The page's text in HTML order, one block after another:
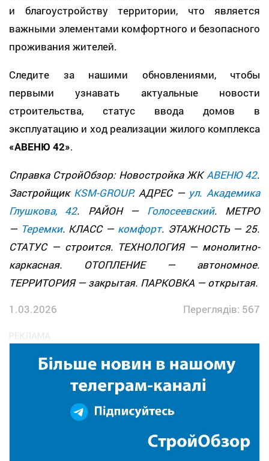
и благоустройству территории, что является
важными элементами комфортного и безопасного
проживания жителей.
Следите за нашими обновлениями, чтобы
первыми узнавать актуальные новости
строительства, статус ввода домов в
эксплуатацию и ход реализации жилого комплекса
«АВЕНЮ 42».
Справка СтройОбзор: Новостройка ЖКАВЕНЮ 42.
Застройщик KSM-GROUP. АДРЕС — ул. Академика
Глушкова, 42. РАЙОН — Голосеевский. МЕТРО
— Теремки. КЛАСС — комфорт. ЭТАЖНОСТЬ — 25.
СТАТУС — строится. ТЕХНОЛОГИЯ — монолитно-
каркасная. ОТОПЛЕНИЕ — автономное.
ТЕРРИТОРИЯ — закрытая. ПАРКОВКА — открытая.
1.03.2026
Переглядів: 567